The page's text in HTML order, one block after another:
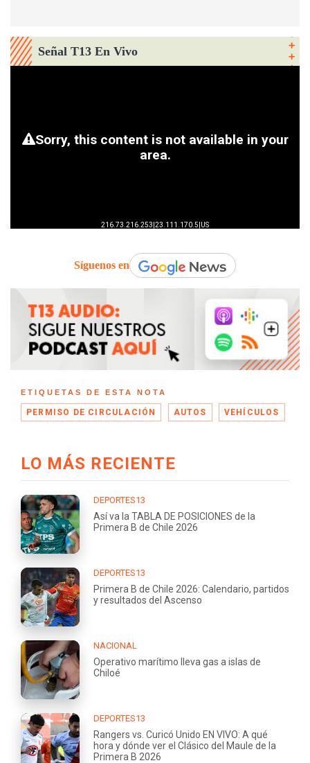
Señal T13 En Vivo
Síguenos en
ETIQUETAS DE ESTA NOTA
PERMISO DE CIRCULACIÓN AUTOS VEHÍCULOS
LO MÁS RECIENTE
DEPORTES13
Así va la TABLA DE POSICIONES de la
Primera B de Chile 2026
DEPORTES13
Primera B de Chile 2026: Calendario, partidos
y resultados del Ascenso
NACIONAL
Operativo marítimo lleva gas a islas de
Chiloé
DEPORTES13
Rangers vs. Curicó Unido EN VIVO: A qué
hora y dónde ver el Clásico del Maule de la
Primera B 2026